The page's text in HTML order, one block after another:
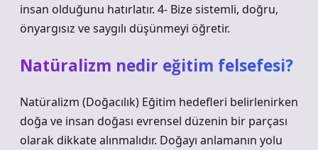
insan olduğunu hatırlatır. 4- Bize sistemli, doğru,
önyargısız ve saygılı düşünmeyi öğretir.
Natüralizm nedir eğitim felsefesi?
Natüralizm (Doğacılık) Eğitim hedefleri belirlenirken
doğa ve insan doğası evrensel düzenin bir parçası
olarak dikkate alınmalıdır. Doğayı anlamanın yolu